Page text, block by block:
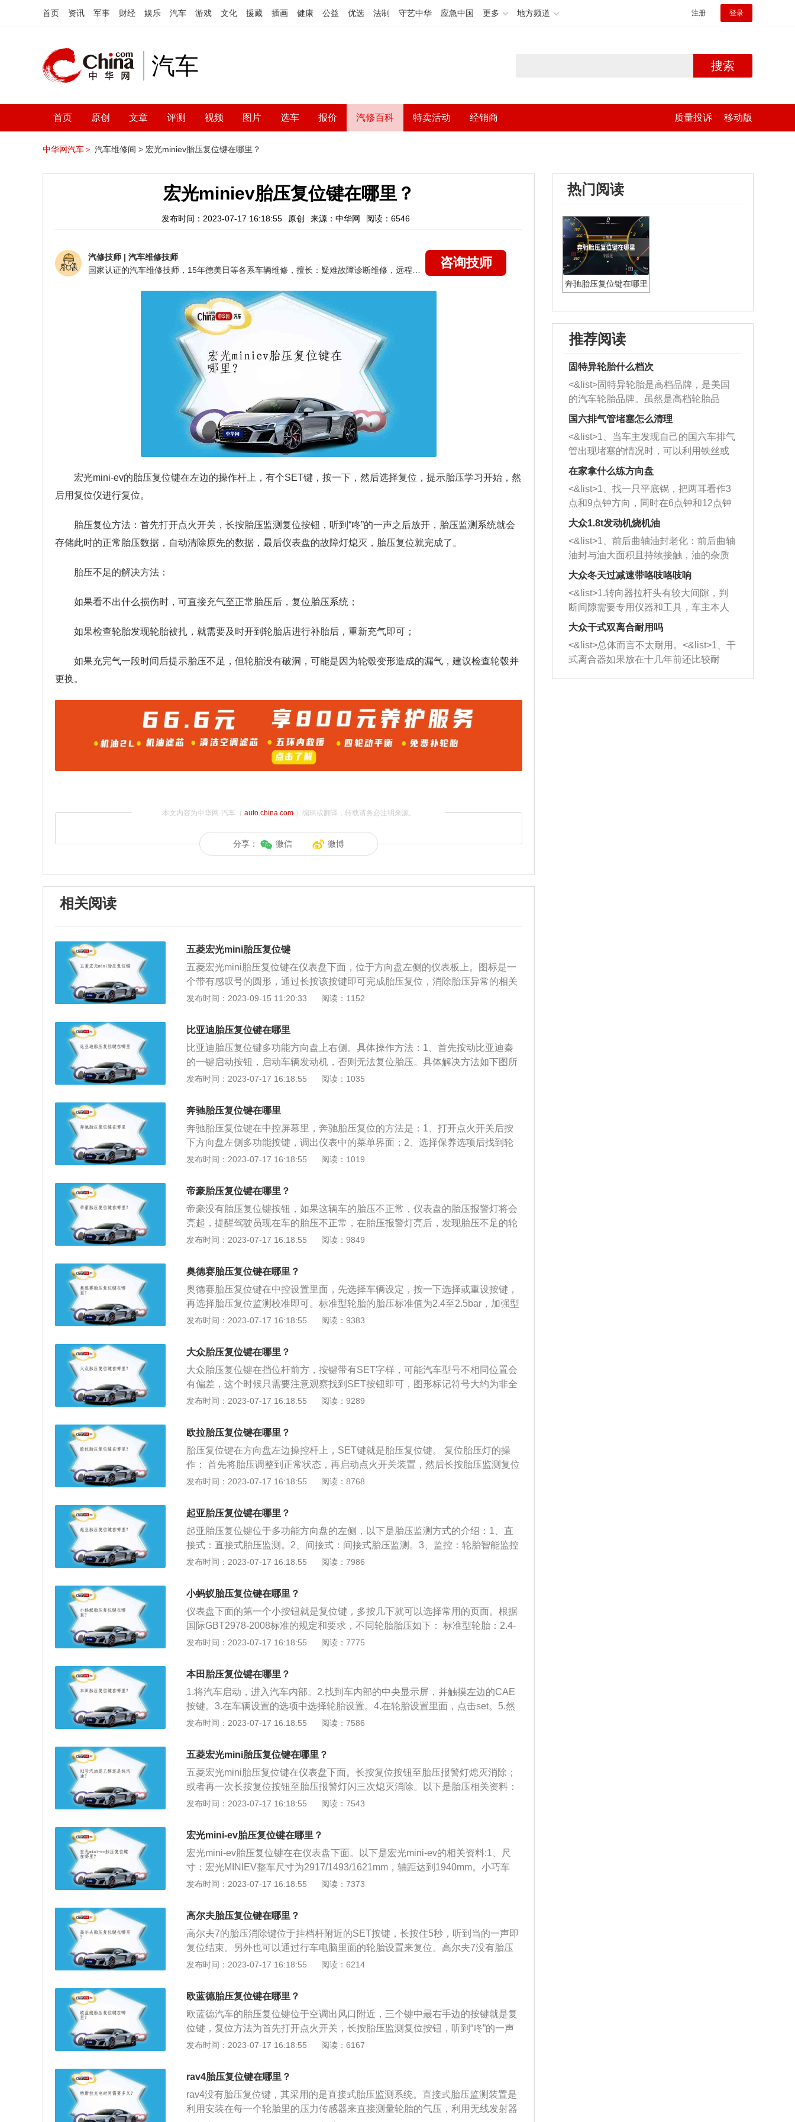
首页 资讯 军事 财经 娱乐 汽车 游戏 文化 援藏 插画 健康 公益 优选 法制 守艺中华 应急中国 更多 地方频道 注册 登录
汽车 搜索
首页 原创 文章 评测 视频 图片 选车 报价 汽修百科 特卖活动 经销商 质量投诉 移动版
中华网汽车＞ 汽车维修间 > 宏光miniev胎压复位键在哪里？
宏光miniev胎压复位键在哪里？
发布时间：2023-07-17 16:18:55 原创 来源：中华网 阅读：6546
汽修技师 | 汽车维修技师
咨询技师
宏光mini-ev的胎压复位键在左边的操作杆上，有个SET键，按一下，然后选择复位，提示胎压学习开始，然
后用复位仪进行复位。
胎压复位方法：首先打开点火开关，长按胎压监测复位按钮，听到“咚”的一声之后放开，胎压监测系统就会
存储此时的正常胎压数据，自动清除原先的数据，最后仪表盘的故障灯熄灭，胎压复位就完成了。
胎压不足的解决方法：
如果看不出什么损伤时，可直接充气至正常胎压后，复位胎压系统；
如果检查轮胎发现轮胎被扎，就需要及时开到轮胎店进行补胎后，重新充气即可；
如果充完气一段时间后提示胎压不足，但轮胎没有破洞，可能是因为轮毂变形造成的漏气，建议检查轮毂并
更换。
本文内容为中华网·汽车（ auto.china.com）编辑或翻译，转载请务必注明来源。
分享： 微信 微博
相关阅读
五菱宏光mini胎压复位键
五菱宏光mini胎压复位键在仪表盘下面，位于方向盘左侧的仪表板上。图标是一
个带有感叹号的圆形，通过长按该按键即可完成胎压复位，消除胎压异常的相关
提醒和指示灯。胎压复位方法：首先打开点火开关，长按胎压监测复位按钮，听
先的数据，最后仪表盘的故障灯熄灭，胎压复位就完成了。胎压不足解决办法有
以下3种情况：1、如果汽车的轮胎看不出什么损伤时，可直接进行充气至正常胎
压后，复位胎压系统就行。2、如果检查汽车轮胎发现轮胎被扎，就需要及时开
到汽车维修店进行补胎后，再重新充气即可。3、如果充完气一段时间后提示胎
压不足，但轮胎没有破洞，可能是因为轮毂变形造成的漏气，建议检查轮毂并更
使用无线发射器将压力信息从轮胎内部发送到中央接收器模块上。
发布时间：2023-09-15 11:20:33 阅读：1152
比亚迪胎压复位键在哪里
比亚迪胎压复位键多功能方向盘上右侧。具体操作方法：1、首先按动比亚迪秦
的一键启动按钮，启动车辆发动机，否则无法复位胎压。具体解决方法如下图所
示：2、之后点击多功能方向盘上右侧的复位按钮。3、之后点击多功能方向盘左
力。轮胎气压的高低能够决定汽车载荷能力的大小。胎压越高汽车的载荷能力越
大，胎压越低载荷能力越小。如载荷指数为80的轮胎，当胎压为0.15MPa时，载
荷容量为300Kg；而当胎压升到0.25Mpa时，载荷容量变为450Kg。2、平顺性。
当胎压过高时，会导致轮胎的刚性变强，汽车振动频率增加，平顺性变差。3、
动力性。当胎压过低时会导致轮胎与地面接触面积变大，因此汽车行驶时，轮胎
稳定性。较高的侧偏刚度是汽车良好操纵稳定性的保证，而胎压越高，轮胎的侧
偏刚度越大。除此之外，轮胎的胎压还会对行车安全造成影响。当胎压过高时，
轮胎与地面的接触面积变小，抓地力便也小，在急刹车时，会延长轮胎的制动距
胎，这种冲击还会造成爆胎，影响行车安全。而当胎压过低时，会使得方向盘沉
胎。
发布时间：2023-07-17 16:18:55 阅读：1035
奔驰胎压复位键在哪里
奔驰胎压复位键在中控屏幕里，奔驰胎压复位的方法是：1、打开点火开关后按
下方向盘左侧多功能按键，调出仪表中的菜单界面；2、选择保养选项后找到轮
胎充气压力按下ok键；3、找到将当前压力用作新的标准值并按下ok键即可。仪
压力监测指示灯的消除操作。常见的奔驰车型中胎压监测是考轮速传感器进行模
拟计算的，如果在消除胎压提示灯行驶一段时间后，提示灯再次亮起，就需要检
查轮胎是否有漏气现象了。
发布时间：2023-07-17 16:18:55 阅读：1019
帝豪胎压复位键在哪里？
帝豪没有胎压复位键按钮，如果这辆车的胎压不正常，仪表盘的胎压报警灯将会
亮起，提醒驾驶员现在车的胎压不正常，在胎压报警灯亮后，发现胎压不足的轮
胎，应立即打气。吉利帝豪配备了胎压监测系统（TPMS）。轮胎压力监测系统
轮胎的气压，将轮胎压读取传输到车辆内的接收机。通过点亮轮胎压力监控系统
的故障指示器，提醒驾驶员注意轮胎压力的检查。
发布时间：2023-07-17 16:18:55 阅读：9849
奥德赛胎压复位键在哪里？
奥德赛胎压复位键在中控设置里面，先选择车辆设定，按一下选择或重设按键，
再选择胎压复位监测校准即可。标准型轮胎的胎压标准值为2.4至2.5bar，加强型
轮胎的胎压标准值为2.8至2.9bar，最大气压不允许超过3.5bar。奥德赛的长宽高
型，奥德赛新车将中央多媒体屏幕升级为8英寸，中控台下方的HDMI接口换为两
个2.1A的USB接口，增加了远程遥控发动机启动功能，增加了全球首创的魔术感
应门技术，当携带钥匙用手掌或手肘在后门感应区向前或向后滑动时，就可以开
启或关闭车门了。
发布时间：2023-07-17 16:18:55 阅读：9383
大众胎压复位键在哪里？
大众胎压复位键在挡位杆前方，按键带有SET字样，可能汽车型号不相同位置会
有偏差，这个时候只需要注意观察找到SET按钮即可，图形标记符号大约为非全
包围的三角中带一个感叹号，这同样是胎压报警的显示标志。大众汽车是一家总
核心企业，其创始人是费迪南德保时捷。大众汽车的主要车型有运动型小车、小
型家用车型、EOS跑车、大众CC大众辉腾、大众奥迪。
发布时间：2023-07-17 16:18:55 阅读：9289
欧拉胎压复位键在哪里？
胎压复位键在方向盘左边操控杆上，SET键就是胎压复位键。 复位胎压灯的操
作： 首先将胎压调整到正常状态，再启动点火开关装置，然后长按胎压监测复位
按钮，听到响声之后就可以把手放开，之后胎压监测系统就会存储这个时候的正
以通过记录轮胎转速或安装在轮胎中的电子传感器，对轮胎的各种状况进行实时
自动监测，能够为行驶提供有效的安全保障。
发布时间：2023-07-17 16:18:55 阅读：8768
起亚胎压复位键在哪里？
起亚胎压复位键位于多功能方向盘的左侧，以下是胎压监测方式的介绍：1、直
接式：直接式胎压监测。2、间接式：间接式胎压监测。3、监控：轮胎智能监控
系统。以下是关于胎压不正常影响的扩展资料：1、制动效果：轮胎的摩擦力、
适性降低。3、轮胎寿命：加速轮胎胎面中央的花纹局部磨损，使轮胎寿命下
发布时间：2023-07-17 16:18:55 阅读：7986
小蚂蚁胎压复位键在哪里？
仪表盘下面的第一个小按钮就是复位键，多按几下就可以选择常用的页面。根据
国际GBT2978-2008标准的规定和要求，不同轮胎胎压如下： 标准型轮胎：2.4-
2.5bar；增强型轮胎：2.8-2.9bar；最高气压：不应大于3.5bar。胎压复位方法：
测系统就会存储此时的正常胎压数据，自动清除原先的数据，最后仪表盘的故障
灯熄灭，胎压复位就完成了。
发布时间：2023-07-17 16:18:55 阅读：7775
本田胎压复位键在哪里？
1.将汽车启动，进入汽车内部。2.找到车内部的中央显示屏，并触摸左边的CAE
按键。3.在车辆设置的选项中选择轮胎设置。4.在轮胎设置里面，点击set。5.然
后在弹出的提示里面，点击确定。6.这个时候，汽车胎压监测就开始进行初始化
轮胎气压进行实时自动监测，并对轮胎漏气和低气压进行报警，以确保行车安
全。常用的胎压监测方式有以下3种：直接式胎压监测：直接式胎压监测装置是
利用安装在每一个轮胎里的压力传感器来直接测量轮胎的气压，利用无线发射器
将压力信息从轮胎内部发送到中央接收器模块上，然后对各轮胎气压数据进行显
示。当轮胎气压太低或漏气时，系统会自动报警。间接式胎压监测：当某轮胎的
通过比较轮胎之间的转速差别，以达到监视胎压的目的。间接式轮胎报警系统实
际上是依靠计算轮胎滚动半径来对气压进行监测。轮胎智能监控系统(TPMS)介
绍：它兼有上述两个系统的优点，在两个互相成对角的轮胎内装备直接传感器，
成本，克服间接系统不能检测出多个轮胎同时出现气压过低的缺陷。但是，它仍
发布时间：2023-07-17 16:18:55 阅读：7586
五菱宏光mini胎压复位键在哪里？
五菱宏光mini胎压复位键在仪表盘下面。长按复位按钮至胎压报警灯熄灭消除；
或者再一次长按复位按钮至胎压报警灯闪三次熄灭消除。以下是胎压相关资料：
1、胎压复位键可以是操作多功能方向盘上按钮，通过多功能菜单中的“胎压”选项
胎是车辆安全首要条件。3、胎压监测利用是重力平衡原理，如果胎压平衡的状
态下，就可以显示正常。如果轮胎被扎泄气导致问题轮胎的平衡重力被打破，监
测系统就会开始报警。
发布时间：2023-07-17 16:18:55 阅读：7543
宏光mini-ev胎压复位键在哪里？
宏光mini-ev胎压复位键在在仪表盘下面。以下是宏光mini-ev的相关资料:1、尺
寸：宏光MINIEV整车尺寸为2917/1493/1621mm，轴距达到1940mm。小巧车
身，驾驶灵活，在小巷或是城市拥堵路段都能行驶方便，让出行更轻松高效，免
配合前后凸起的轮眉造型，让宏光MINIEV显得简洁而具有力量感。尾部方面，宏
光MINIEV同样使用了较多的直线条设计，视觉效果突出。
发布时间：2023-07-17 16:18:55 阅读：7373
高尔夫胎压复位键在哪里？
高尔夫7的胎压消除键位于挂档杆附近的SET按键，长按住5秒，听到当的一声即
复位结束。另外也可以通过行车电脑里面的轮胎设置来复位。高尔夫7没有胎压
主动监测功能，只有轮胎出现异常仪表盘上才会自动显示信息，显示内容没有具
示器利用ABS传感器比较各车辆的滚动周长及旋转速度，如某个或多个车轮的轮
胎气压发生变化，组合仪表及信息娱乐系统显示屏里的轮胎失压指示器即发出警
报。
发布时间：2023-07-17 16:18:55 阅读：6214
欧蓝德胎压复位键在哪里？
欧蓝德汽车的胎压复位键位于空调出风口附近，三个键中最右手边的按键就是复
位键，复位方法为首先打开点火开关，长按胎压监测复位按钮，听到“咚”的一声
之后放开，胎压监测系统就会存储此时的正常胎压数据，自动清除原先的数据，
轮胎气压进行实时自动监测，并对轮胎漏气和低气压进行报警，以确保行车安
全。常用的胎压监测方式有以下3种：直接式胎压监测：直接式胎压监测装置是
利用安装在每一个轮胎里的压力传感器来直接测量轮胎的气压，利用无线发射器
将压力信息从轮胎内部发送到中央接收器模块上，然后对各轮胎气压数据进行显
发布时间：2023-07-17 16:18:55 阅读：6167
rav4胎压复位键在哪里？
rav4没有胎压复位键，其采用的是直接式胎压监测系统。直接式胎压监测装置是
利用安装在每一个轮胎里的压力传感器来直接测量轮胎的气压，利用无线发射器
热门阅读
奔驰胎压复位键在哪里
推荐阅读
固特异轮胎什么档次
<&list>固特异轮胎是高档品牌，是美国
的汽车轮胎品牌。虽然是高档轮胎品
牌，但是中高低端的轮胎都有生产，这
也是为了更好的开拓市场。
国六排气管堵塞怎么清理
<&list>1、当车主发现自己的国六车排气
管出现堵塞的情况时，可以利用铁丝或
者是细棍，直接将杂物给取出来，如果
堵塞情况比较严重，也可以采取应急措
施。 <&list>2、直接利用木棍将所有的
杂物推到排气管里面的位置处，然后将
三元催化器拆解开，就可以将堵塞的东
西取出来。但如果是因为积碳过多引起
的堵塞，就需要将三元催化器泡在草酸
洗剂对堵塞的情况得到解决，将清洗剂
放在燃油箱中，与燃油混合后，车辆启
动时，就可以和汽油一起进入到燃烧
室，最后形成废气排出，就可以让三元
催化器得到清洗，排气管堵塞的情况就
能够得到解决。
在家拿什么练方向盘
<&list>1、找一只平底锅，把两耳看作3
点和9点钟方向，同时在6点钟和12点钟
方向做一个标记。 <&list>2、双手握住
一圈半的练习，往右同样也要打相同的
圈数。 <&list>3、最后强调要反复练
习，这样就可以形成肌肉记忆，在真实
驾驶车辆时，不需要记忆也能打好方
向。
大众1.8t发动机烧机油
<&list>1、前后曲轴油封老化：前后曲轴
油封与油大面积且持续接触，油的杂质
和发动机内持续温度变化使其密封效果
逐渐减弱，导致渗油或漏油。<&list>2、
活塞间隙过大：积碳会使活塞环与缸体
的间隙扩大，导致机油流入燃烧室中，
造成烧机油。<&list>3、机油粘度。使用
机油粘度过小的话，同样会有烧机油现
象，机油粘度过小具有很好的流动性，
大众冬天过减速带咯吱咯吱响
<&list>1.转向器拉杆头有较大间隙，判
断间隙需要专用仪器和工具，车主本人
无法制作，需要将车辆送到修理厂或4s
店；<&list>2.车辆半轴套管防尘罩破
裂，破裂后会出现漏油现象，使半轴磨
损严重，磨损的半轴容易损坏，产生异
响；<&list>3.稳定器的转向胶套和球头
大众干式双离合耐用吗
<&list>总体而言不太耐用。<&list>1、干
式离合器如果放在十几年前还比较耐